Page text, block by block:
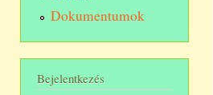
Dokumentumok
Bejelentkezés